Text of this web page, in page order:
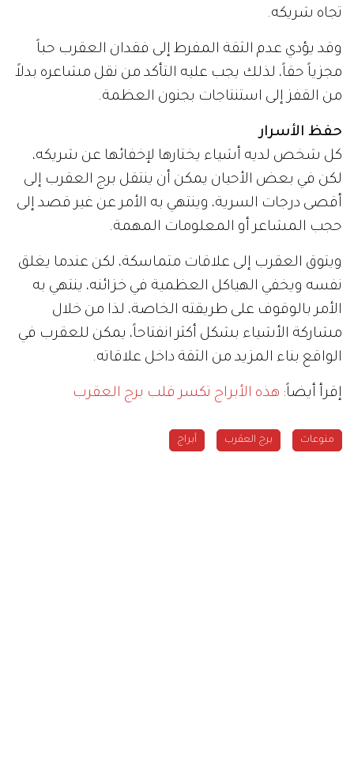
تجاه شريكه.
وقد يؤدي عدم الثقة المفرط إلى فقدان العقرب حباً
مجزياً حقاً، لذلك يجب عليه التأكد من نقل مشاعره بدلاً
من القفز إلى استنتاجات بجنون العظمة.
حفظ الأسرار
كل شخص لديه أشياء يختارها لإخفائها عن شريكه،
لكن في بعض الأحيان يمكن أن ينتقل برج العقرب إلى
أقصى درجات السرية، وينتهي به الأمر عن غير قصد إلى
حجب المشاعر أو المعلومات المهمة.
ويتوق العقرب إلى علاقات متماسكة، لكن عندما يغلق
نفسه ويخفي الهياكل العظمية في خزائنه، ينتهي به
الأمر بالوقوف على طريقته الخاصة، لذا من خلال
مشاركة الأشياء بشكل أكثر انفتاحاً، يمكن للعقرب في
الواقع بناء المزيد من الثقة داخل علاقاته.
إقرأ أيضاً: هذه الأبراج تكسر قلب برج العقرب
منوعات برج العقرب أبراج